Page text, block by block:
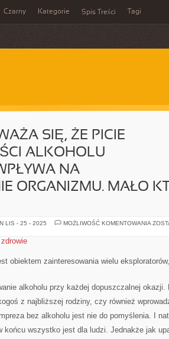
Czarny Kategorie Spis Treści Tagi
SIĘ, ŻE PICIE
ALKOHOLU
NA
ORGANIZMU. MAŁO
LIS - 25 - 2025 MOŻLIWOŚĆ KOMENTOWANIA
ILOŚCI
NA
zdrowie
obiektem zainteresowania wielu
alkoholu przy każdej dopuszczalnej okazji.
z najbliższej rodziny, czy również
bez alkoholu jest nie do pomyślenia. I
końcu wszystko jest dla ludzi. Jednakże jak